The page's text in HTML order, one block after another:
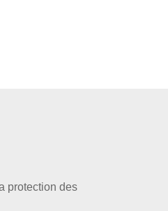
protection des